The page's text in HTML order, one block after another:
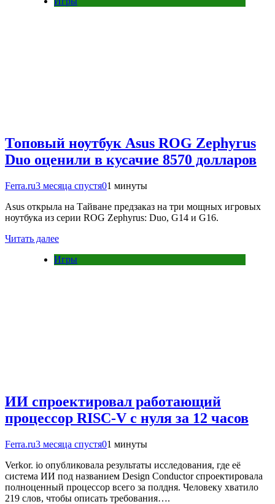
Топовый ноутбук Asus ROG Zephyrus
Duo оценили в кусачие 8570 долларов
Ferra.ru3 месяца спустя01 минуты
Asus открыла на Тайване предзаказ на три мощных игровых
ноутбука из серии ROG Zephyrus: Duo, G14 и G16.
Читать далее
Игры
ИИ спроектировал работающий
процессор RISC-V с нуля за 12 часов
Ferra.ru3 месяца спустя01 минуты
Verkor. io опубликовала результаты исследования, где её
система ИИ под названием Design Conductor спроектировала
полноценный процессор всего за полдня. Человеку хватило
219 слов, чтобы описать требования….